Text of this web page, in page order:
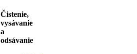
Čistenie,
vysávanie
a
odsávanie